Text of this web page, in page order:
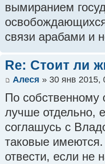
вымиранием
связи арабами и
Re: Стоит ли
Алеся » 30 янв 2015,
По собственному
лучше отдельно,
соглашусь с
таковые
отвести, если не